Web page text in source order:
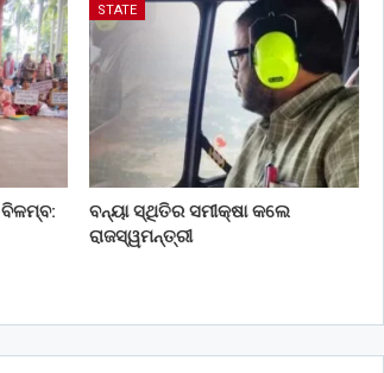
STATE
ବନ୍ୟା ସ୍ଥିତିର ସମୀକ୍ଷା କଲେ
ରାଜସ୍ୱମନ୍ତ୍ରୀ